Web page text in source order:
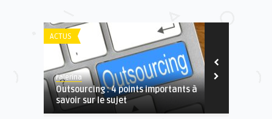
ACTUS
Falerina
Outsourcing : 4 points importants à
savoir sur le sujet